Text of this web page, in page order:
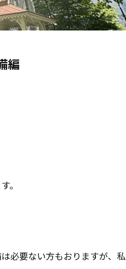
編
。
必要ない方もおりますが、私